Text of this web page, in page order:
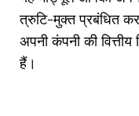
त्रुटि-मुक्त प्रबंधित
अपनी कंपनी की
हैं।